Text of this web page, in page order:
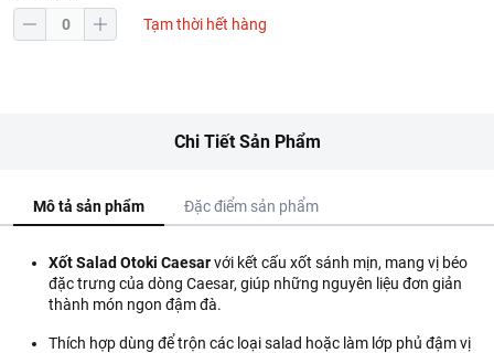
Tạm thời hết hàng
Chi Tiết Sản Phẩm
Mô tả sản phẩm Đặc điểm sản phẩm
Xốt Salad Otoki Caesarvới kết cấu xốt sánh mịn, mang vị béo
đặc trưng của dòng Caesar, giúp những nguyên liệu đơn giản
thành món ngon đậm đà.
Thích hợp dùng để trộn các loại salad hoặc làm lớp phủ đậm vị